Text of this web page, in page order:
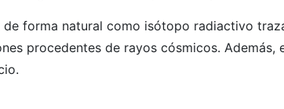
de forma natural como isótopo radiactivo
procedentes de rayos cósmicos. Además,